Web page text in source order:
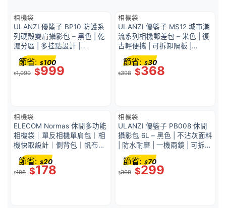
相機袋
ULANZI 優籃子 BP10 防護系
列硬殼雙肩攝影包 – 黑色 | 乾
濕分區 | 多挂點設計 |
48562001-B012GBB1
$1,099 $999
節省: $100
相機袋
ULANZI 優籃子 MS12 城市潮
流系列相機郵差包 – 米色 | 復
古輕便攜 | 可拆卸隔板 |
49382002-B119
$398 $368
節省: $30
相機袋
ELECOM Normas 休閒多功能
相機袋｜單反相機單肩包｜相
機快取設計｜側背包｜帆布包
DGB-S031 黑色
$198 $178
節省: $20
相機袋
ULANZI 優籃子 PB008 休閒
攝影包 6L – 黑色 | 不沾灰面料
| 防水耐磨 | 一機兩鏡 | 可拆卸
隔板 | 48564001-3050A
$369 $299
節省: $70